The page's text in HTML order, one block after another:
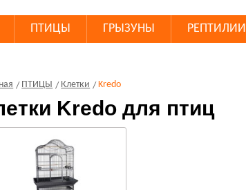
ПТИЦЫ ГРЫЗУНЫ РЕПТИЛИИ
ПТИЦЫ Клетки Kredo
Kredo для птиц